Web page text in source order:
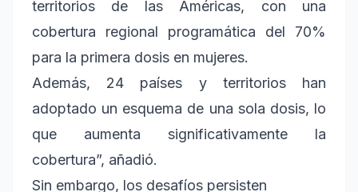
territorios de las Américas, con una
cobertura regional programática del 70%
para la primera dosis en mujeres.
Además, 24 países y territorios han
adoptado un esquema de una sola dosis, lo
que aumenta significativamente la
cobertura”, añadió.
Sin embargo, los desafíos persisten